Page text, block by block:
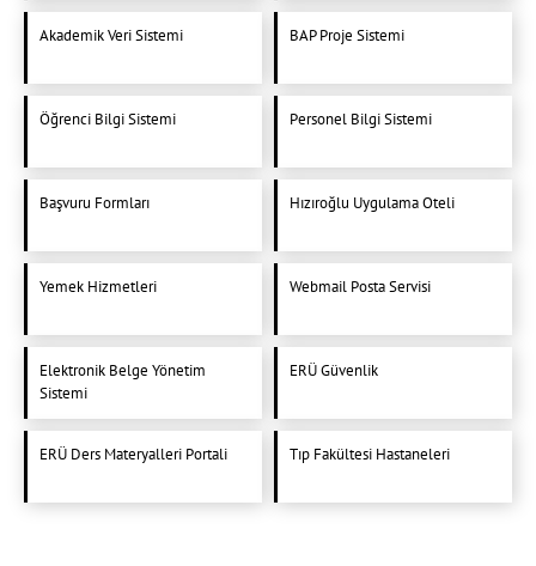
Akademik Veri Sistemi BAP Proje Sistemi
Öğrenci Bilgi Sistemi Personel Bilgi Sistemi
Başvuru Formları Hızıroğlu Uygulama Oteli
Yemek Hizmetleri Webmail Posta Servisi
Elektronik Belge Yönetim
Sistemi
ERÜ Güvenlik
ERÜ Ders Materyalleri Portali Tıp Fakültesi Hastaneleri